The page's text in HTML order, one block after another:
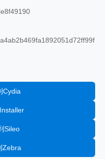
Cydia
Sileo
Zebra